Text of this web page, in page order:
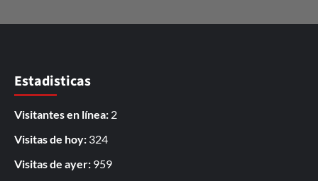
Estadisticas
Visitantes en línea: 2
Visitas de hoy: 324
Visitas de ayer: 959